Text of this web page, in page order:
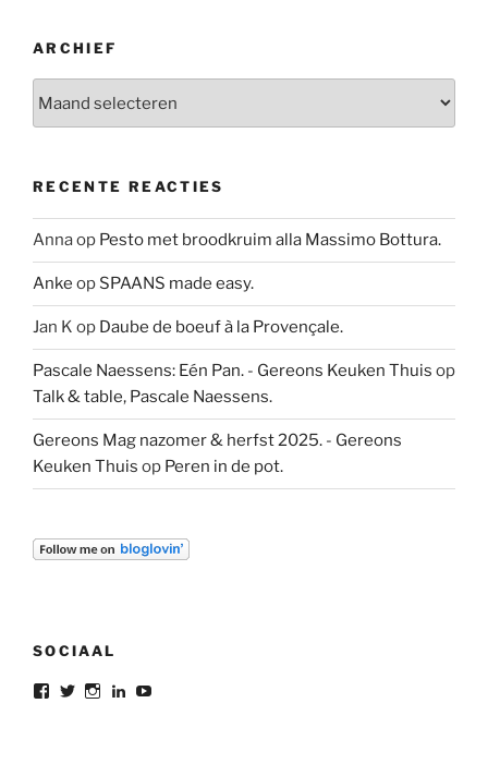
ARCHIEF
RECENTE REACTIES
Annaop Pesto met broodkruim alla Massimo Bottura.
Anke op SPAANS made easy.
Jan K op Daube de boeuf à la Provençale.
Pascale Naessens: Eén Pan. - Gereons Keuken Thuis op
Talk & table, Pascale Naessens.
Gereons Mag nazomer & herfst 2025. - Gereons
Keuken Thuis op Peren in de pot.
SOCIAAL
BekijkBekijkBekijkBekijk